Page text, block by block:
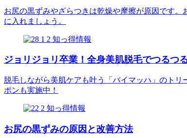
お尻の黒ずみやざらつきは乾燥や摩擦が原因です
に入れましょう。
知っ得情報
ジョリジョリ卒業！全身美肌脱毛でつるつ
脱毛しながら美肌ケアも叶う「バイマッハ」のト
ポンも実施中！
知っ得情報
お尻の黒ずみの原因と改善方法